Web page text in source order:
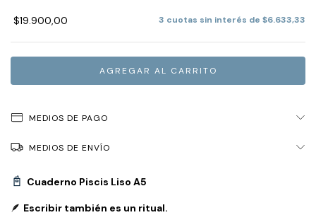
$19.900,00 3 cuotas sin interés de $6.633,33
MEDIOS DE PAGO
MEDIOS DE ENVÍO
📓 Cuaderno Piscis Liso A5
🪶 Escribir también es un ritual.